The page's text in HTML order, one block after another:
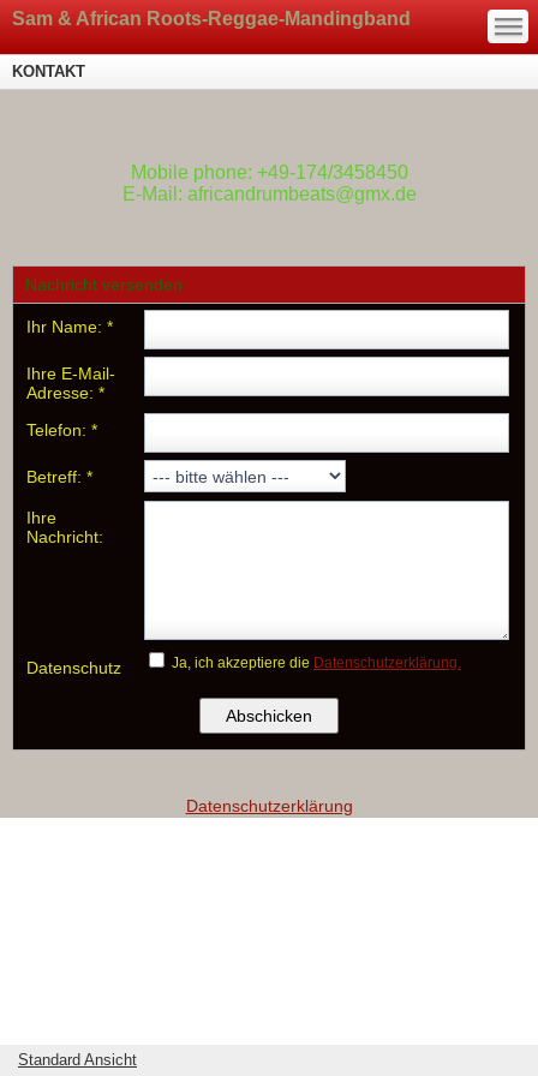
Sam & African Roots-Reggae-Mandingband —
—
—
KONTAKT
Mobile phone: +49-174/3458450
E-Mail: africandrumbeats@gmx.de
Nachricht versenden
Ihr Name: *
Ihre E-Mail-
Adresse: *
Telefon: *
Betreff: *
Ihre
Nachricht:
Datenschutz Ja, ich akzeptiere die Datenschutzerklärung.
Datenschutzerklärung
Standard Ansicht